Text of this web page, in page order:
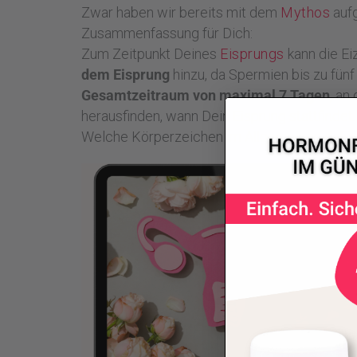
Zwar haben wir bereits mit dem Mythos
Zusammenfassung für Dich:
Zum Zeitpunkt Deines Eisprungs kann die
dem Eisprung hinzu, da Spermien bis zu
Gesamtzeitraum von maximal 7 Tagen, an
herausfinden, wann Dein Eisprung stattfindet.
Welche Körperzeichen im Allgemeinen